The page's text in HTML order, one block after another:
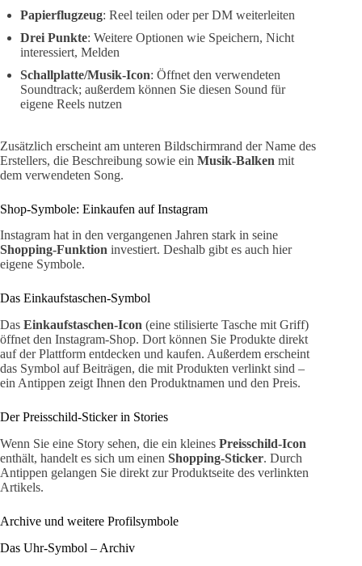
Papierflugzeug: Reel teilen oder per DM weiterleiten
Drei Punkte: Weitere Optionen wie Speichern, Nicht
interessiert, Melden
Schallplatte/Musik-Icon: Öffnet den verwendeten
Soundtrack; außerdem können Sie diesen Sound für
eigene Reels nutzen
Zusätzlich erscheint am unteren Bildschirmrand der Name des
Erstellers, die Beschreibung sowie ein Musik-Balken mit
dem verwendeten Song.
Shop-Symbole: Einkaufen auf Instagram
Instagram hat in den vergangenen Jahren stark in seine
Shopping-Funktion investiert. Deshalb gibt es auch hier
eigene Symbole.
Das Einkaufstaschen-Symbol
Das Einkaufstaschen-Icon (eine stilisierte Tasche mit Griff)
öffnet den Instagram-Shop. Dort können Sie Produkte direkt
auf der Plattform entdecken und kaufen. Außerdem erscheint
das Symbol auf Beiträgen, die mit Produkten verlinkt sind –
ein Antippen zeigt Ihnen den Produktnamen und den Preis.
Der Preisschild-Sticker in Stories
Wenn Sie eine Story sehen, die ein kleines Preisschild-Icon
enthält, handelt es sich um einen Shopping-Sticker. Durch
Antippen gelangen Sie direkt zur Produktseite des verlinkten
Artikels.
Archive und weitere Profilsymbole
Das Uhr-Symbol – Archiv